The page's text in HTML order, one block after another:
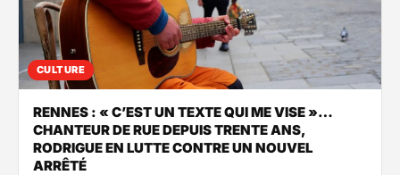
CULTURE
RENNES : « C’EST UN TEXTE QUI ME VISE »…
CHANTEUR DE RUE DEPUIS TRENTE ANS,
RODRIGUE EN LUTTE CONTRE UN NOUVEL
ARRÊTÉ